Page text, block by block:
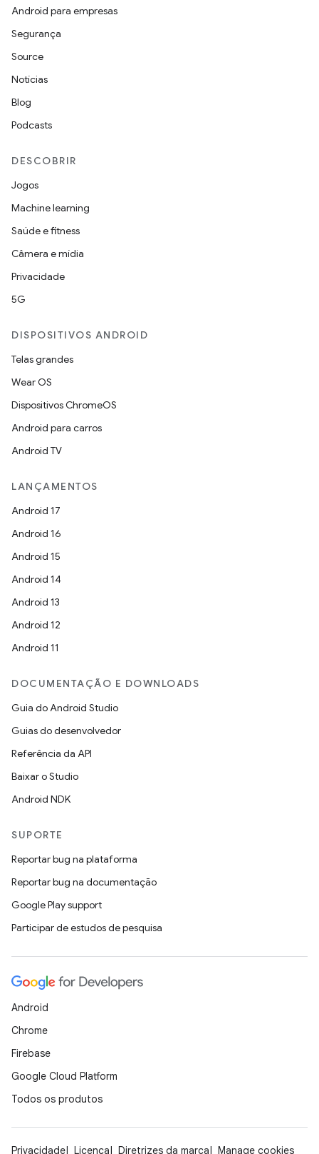
Android para empresas
Segurança
Source
Notícias
Blog
Podcasts
DESCOBRIR
Jogos
Machine learning
Saúde e fitness
Câmera e mídia
Privacidade
5G
DISPOSITIVOS ANDROID
Telas grandes
Wear OS
Dispositivos ChromeOS
Android para carros
Android TV
LANÇAMENTOS
Android 17
Android 16
Android 15
Android 14
Android 13
Android 12
Android 11
DOCUMENTAÇÃO E DOWNLOADS
Guia do Android Studio
Guias do desenvolvedor
Referência da API
Baixar o Studio
Android NDK
SUPORTE
Reportar bug na plataforma
Reportar bug na documentação
Google Play support
Participar de estudos de pesquisa
Android
Chrome
Firebase
Google Cloud Platform
Todos os produtos
Privacidade Licença Diretrizes da marca Manage cookies